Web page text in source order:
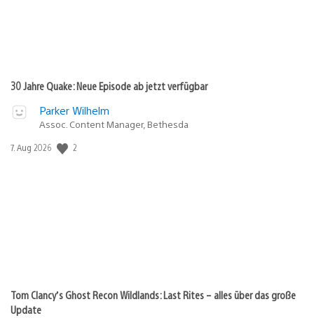
30 Jahre Quake: Neue Episode ab jetzt verfügbar
Parker Wilhelm
Assoc. Content Manager, Bethesda
Veröffentlichungsdatum:
7. Aug 2026 2
Tom Clancy’s Ghost Recon Wildlands: Last Rites – alles über das große
Update